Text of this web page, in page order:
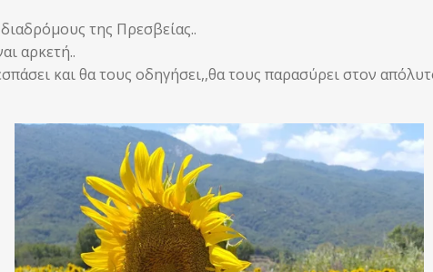
της Πρεσβείας..
αρκετή..
και θα τους οδηγήσει,,θα τους παρασύρει στον